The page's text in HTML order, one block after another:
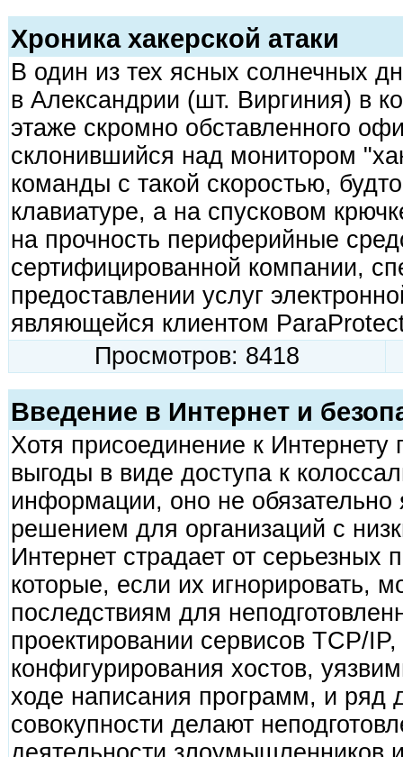
Хроника хакерской атаки
В один из тех ясных солнечных
в Александрии (шт. Виргиния) в
этаже скромно обставленного
склонившийся над монитором
команды с такой скоростью,
клавиатуре, а на спусковом
на прочность периферийные
сертифицированной компании,
предоставлении услуг
являющейся клиентом
Просмотров: 8418
Введение в Интернет и
Хотя присоединение к Интернету
выгоды в виде доступа к
информации, оно не
решением для организаций с
Интернет страдает от серьезных
которые, если их игнорировать,
последствиям для
проектировании сервисов TCP/
конфигурирования хостов,
ходе написания программ, и ряд
совокупности делают